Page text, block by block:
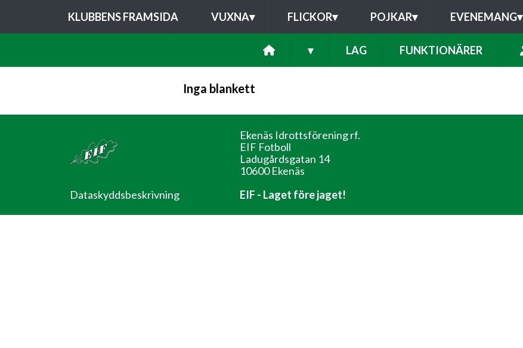
KLUBBENS FRAMSIDA VUXNA▾ FLICKOR▾ POJKAR▾ EVENEMANG▾
▾ LAG FUNKTIONÄRER
Inga blankett
Dataskyddsbeskrivning
Ekenäs Idrottsförening rf.
EIF Fotboll
Ladugårdsgatan 14
10600 Ekenäs
EIF - Laget före jaget!